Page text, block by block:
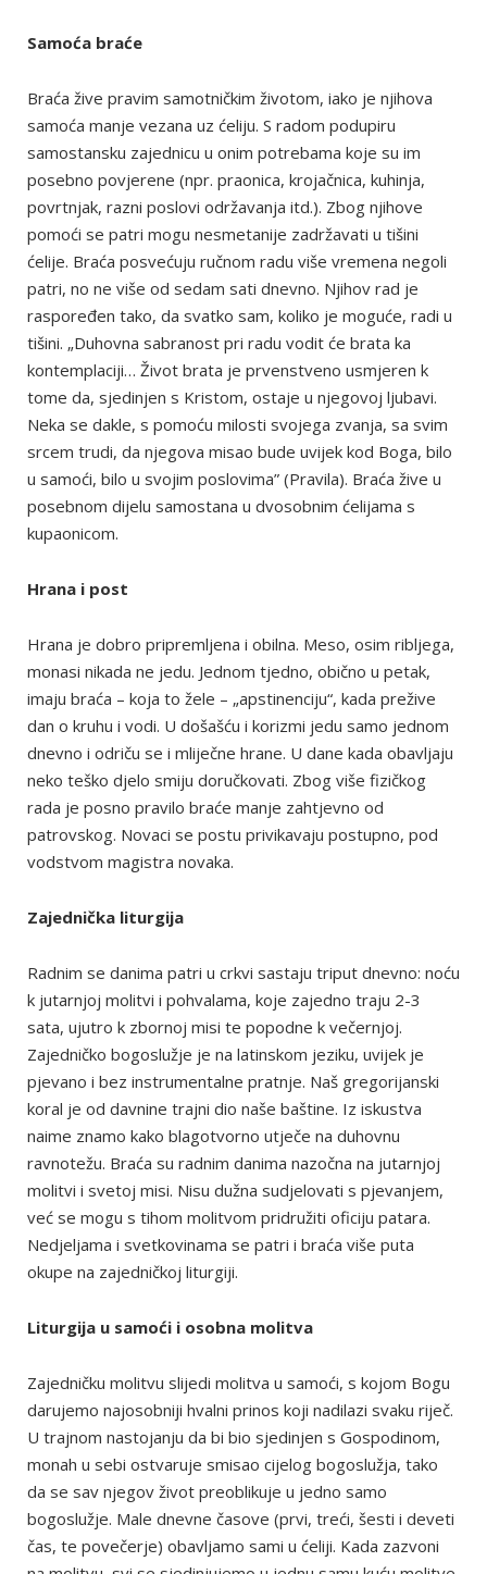
Samoća braće
Braća žive pravim samotničkim životom, iako je njihova
samoća manje vezana uz ćeliju. S radom podupiru
samostansku zajednicu u onim potrebama koje su im
posebno povjerene (npr. praonica, krojačnica, kuhinja,
povrtnjak, razni poslovi održavanja itd.). Zbog njihove
pomoći se patri mogu nesmetanije zadržavati u tišini
ćelije. Braća posvećuju ručnom radu više vremena negoli
patri, no ne više od sedam sati dnevno. Njihov rad je
raspoređen tako, da svatko sam, koliko je moguće, radi u
tišini. „Duhovna sabranost pri radu vodit će brata ka
kontemplaciji… Život brata je prvenstveno usmjeren k
tome da, sjedinjen s Kristom, ostaje u njegovoj ljubavi.
Neka se dakle, s pomoću milosti svojega zvanja, sa svim
srcem trudi, da njegova misao bude uvijek kod Boga, bilo
u samoći, bilo u svojim poslovima” (Pravila). Braća žive u
posebnom dijelu samostana u dvosobnim ćelijama s
kupaonicom.
Hrana i post
Hrana je dobro pripremljena i obilna. Meso, osim ribljega,
monasi nikada ne jedu. Jednom tjedno, obično u petak,
imaju braća – koja to žele – „apstinenciju“, kada prežive
dan o kruhu i vodi. U došašću i korizmi jedu samo jednom
dnevno i odriču se i mliječne hrane. U dane kada obavljaju
neko teško djelo smiju doručkovati. Zbog više fizičkog
rada je posno pravilo braće manje zahtjevno od
patrovskog. Novaci se postu privikavaju postupno, pod
vodstvom magistra novaka.
Zajednička liturgija
Radnim se danima patri u crkvi sastaju triput dnevno: noću
k jutarnjoj molitvi i pohvalama, koje zajedno traju 2-3
sata, ujutro k zbornoj misi te popodne k večernjoj.
Zajedničko bogoslužje je na latinskom jeziku, uvijek je
pjevano i bez instrumentalne pratnje. Naš gregorijanski
koral je od davnine trajni dio naše baštine. Iz iskustva
naime znamo kako blagotvorno utječe na duhovnu
ravnotežu. Braća su radnim danima nazočna na jutarnjoj
molitvi i svetoj misi. Nisu dužna sudjelovati s pjevanjem,
već se mogu s tihom molitvom pridružiti oficiju patara.
Nedjeljama i svetkovinama se patri i braća više puta
okupe na zajedničkoj liturgiji.
Liturgija u samoći i osobna molitva
Zajedničku molitvu slijedi molitva u samoći, s kojom Bogu
darujemo najosobniji hvalni prinos koji nadilazi svaku riječ.
U trajnom nastojanju da bi bio sjedinjen s Gospodinom,
monah u sebi ostvaruje smisao cijelog bogoslužja, tako
da se sav njegov život preoblikuje u jedno samo
bogoslužje. Male dnevne časove (prvi, treći, šesti i deveti
čas, te povečerje) obavljamo sami u ćeliji. Kada zazvoni